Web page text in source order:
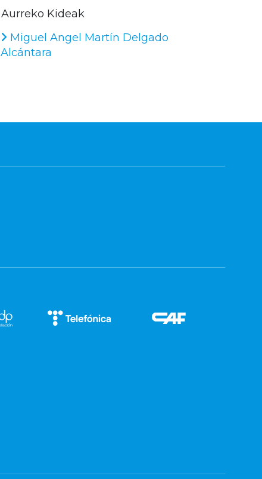
Aurreko Kideak
Miguel Angel Martín Delgado
Alcántara